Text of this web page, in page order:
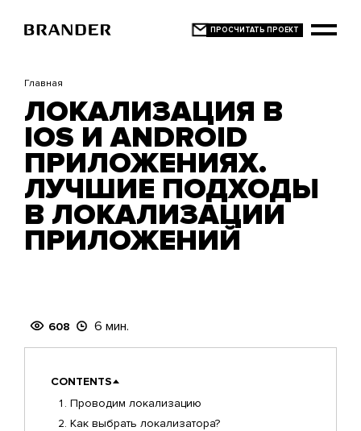
основному
Главная
ЛОКАЛИЗАЦИЯ В
IOS И ANDROID
ПРИЛОЖЕНИЯХ.
ЛУЧШИЕ ПОДХОДЫ
В ЛОКАЛИЗАЦИИ
ПРИЛОЖЕНИЙ
608 6 мин.
CONTENTS
Проводим локализацию
Как выбрать локализатора?